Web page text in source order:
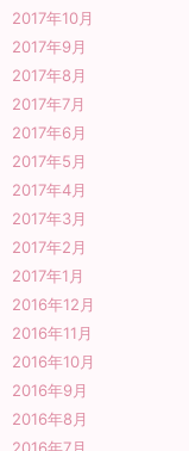
2017年10月
2017年9月
2017年8月
2017年7月
2017年6月
2017年5月
2017年4月
2017年3月
2017年2月
2017年1月
2016年12月
2016年11月
2016年10月
2016年9月
2016年8月